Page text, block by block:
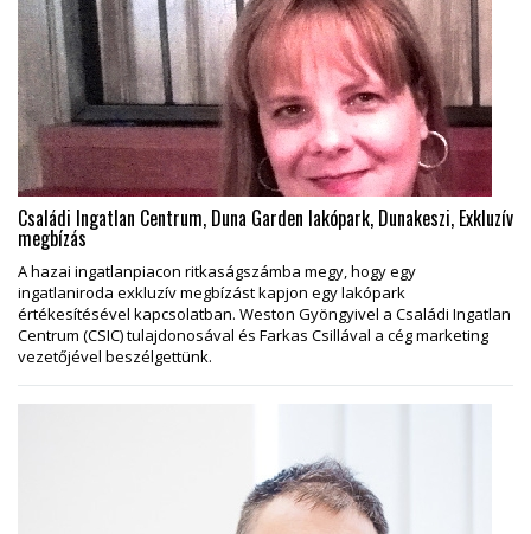
Családi Ingatlan Centrum, Duna Garden lakópark, Dunakeszi, Exkluzív
megbízás
A hazai ingatlanpiacon ritkaságszámba megy, hogy egy
ingatlaniroda exkluzív megbízást kapjon egy lakópark
értékesítésével kapcsolatban. Weston Gyöngyivel a Családi Ingatlan
Centrum (CSIC) tulajdonosával és Farkas Csillával a cég marketing
vezetőjével beszélgettünk.